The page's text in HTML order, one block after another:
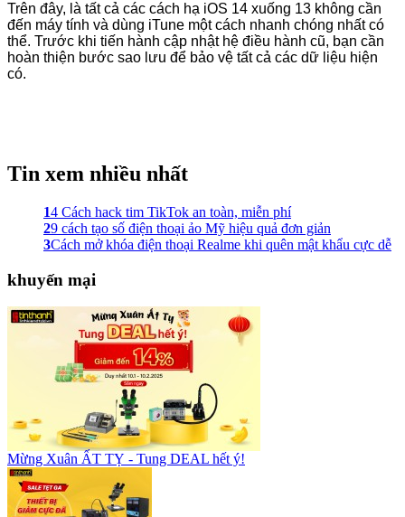
Trên đây, là tất cả các cách hạ iOS 14 xuống 13 không cần
đến máy tính và dùng iTune một cách nhanh chóng nhất có
thể. Trước khi tiến hành cập nhật hệ điều hành cũ, bạn cần
hoàn thiện bước sao lưu để bảo vệ tất cả các dữ liệu hiện
có.
Tin xem nhiều nhất
14 Cách hack tim TikTok an toàn, miễn phí
29 cách tạo số điện thoại ảo Mỹ hiệu quả đơn giản
3Cách mở khóa điện thoại Realme khi quên mật khẩu cực dễ
khuyến mại
Mừng Xuân ẤT TỴ - Tung DEAL hết ý!